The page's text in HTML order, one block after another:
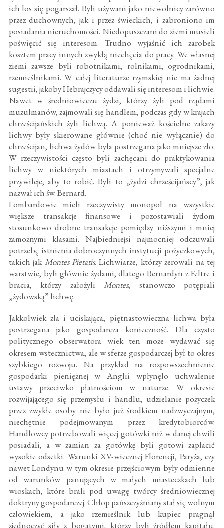
ich los się pogarszał. Byli używani jako niewolnicy zarówno
przez duchownych, jak i przez świeckich, i zabroniono im
posiadania nieruchomości. Niedopuszczani do ziemi musieli
poświęcić się interesom. Trudno wyjaśnić ich zarobek
kosztem pracy innych zwykłą niechęcia do pracy. We własnej
ziemi zawsze byli robotnikami, rolnikami, ogrodnikami,
rzemieślnikami. W całej literaturze rzymskiej nie ma żadnej
sugestii, jakoby Hebrajczycy oddawali się interesom i lichwie.
Nawet w średniowieczu żydzi, którzy żyli pod rządami
muzułmanów, zajmowali się handlem, podczas gdy w krajach
chrześcijańskich żyli lichwą. A ponieważ kościelne zakazy
lichwy były skierowane głównie (choć nie wyłącznie) do
chrześcijan, lichwa żydów była postrzegana jako mniejsze zło.
W rzeczywistości często byli zachęcani do praktykowania
lichwy w niektórych miastach i otrzymywali specjalne
przywileje, aby to robić. Byli to „żydzi chrześcijańscy”, jak
nazwał ich św. Bernard.
Lombardowie mieli rzeczywisty monopol na wszystkie
większe transakcje finansowe i pozostawiali żydom
stosunkowo drobne transakcje pomiędzy niższymi i mniej
zamożnymi klasami. Najbiedniejsi najmocniej odczuwali
potrzebę istnienia dobroczynnych instytucji pożyczkowych,
takich jak Montes Pietatis. Lichwiarze, którzy żerowali na tej
warstwie, byli głównie żydami, dlatego Bernardyn z Feltre i
bracia, którzy założyliMontes, stanowczo potępiali
„żydowską” lichwę.
Jakkolwiek zła i uciskająca, piętnastowieczna lichwa była
postrzegana jako gospodarcza konieczność. Dla czysto
politycznego obserwatora wiek ten może wydawać się
okresem wstecznictwa, ale w sferze gospodarczej był to okres
szybkiego rozwoju. Na przykład na rozpowszechnienie
gospodarki pieniężnej w Anglii wpłynęło uchwalenie
ustawy przeciwko płatnościom w naturze. W okresie
rozwijającego się przemysłu i handlu, udzielanie pożyczek
przez zwykłe osoby nie było już środkiem nadzwyczajnym,
niechętnie podejmowanym przez kredytobiorców.
Handlowcy potrzebowali więcej gotówki niż w danej chwili
posiadali, a w zamian za gotówkę byli gotowi zapłacić
wysokie odsetki. Warunki XV-wiecznej Florencji, Paryża, czy
nawet Londynu w tym okresie przejściowym były odmienne
od warunków panujących w małych miasteczkach lub
wioskach, które brali pod uwagę twórcy średniowiecznej
doktryny gospodarczej. Chłop pańszczyźniany stał się wolnym
człowiekiem, a jako rzemieślnik lub kupiec pragnął
zjednoczyć siły z bogatymi, którzy byli źródłem kapitału.